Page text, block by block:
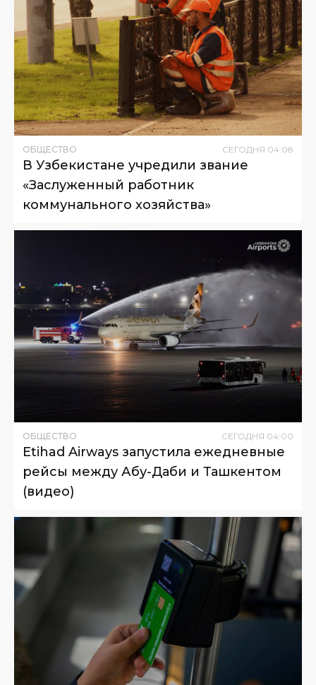
ОБЩЕСТВО СЕГОДНЯ 04:08
В Узбекистане учредили звание
«Заслуженный работник
коммунального хозяйства»
ОБЩЕСТВО СЕГОДНЯ 04:00
Etihad Airways запустила ежедневные
рейсы между Абу-Даби и Ташкентом
(видео)